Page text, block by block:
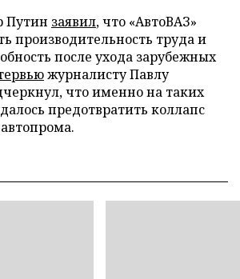
Путин заявил, что «АвтоВАЗ»
производительность труда и
после ухода зарубежных
журналисту Павлу
что именно на таких
предотвратить коллапс